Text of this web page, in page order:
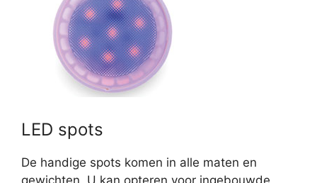
LED spots
De handige spots komen in alle maten en